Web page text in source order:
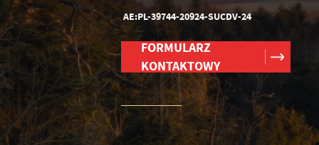
AE:PL-39744-20924-SUCDV-24
FORMULARZ
KONTAKTOWY